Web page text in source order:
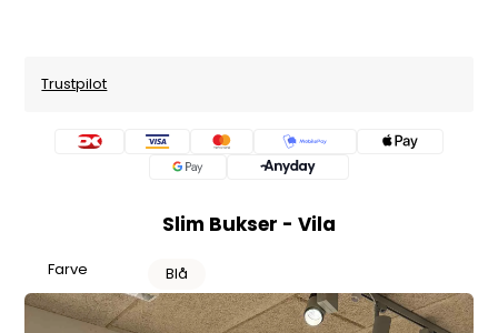
Trustpilot
Slim Bukser - Vila
Farve Blå